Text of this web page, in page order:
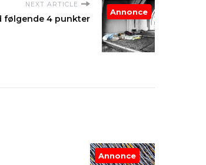
NEXT ARTICLE
følgende 4 punkter
Annonce
Annonce